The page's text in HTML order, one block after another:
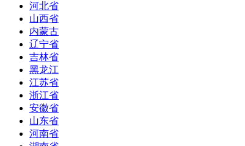
河北省
山西省
内蒙古
辽宁省
吉林省
黑龙江
江苏省
浙江省
安徽省
山东省
河南省